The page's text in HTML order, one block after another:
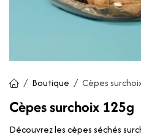
Boutique Cèpes
Cèpes surchoix 125g
Découvrez les cèpes séchés